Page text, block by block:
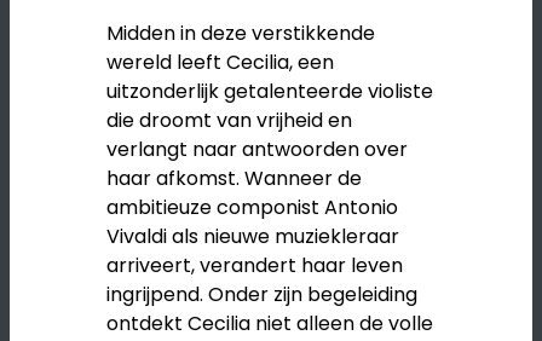
Midden in deze verstikkende
wereld leeft Cecilia, een
uitzonderlijk getalenteerde violiste
die droomt van vrijheid en
verlangt naar antwoorden over
haar afkomst. Wanneer de
ambitieuze componist Antonio
Vivaldials nieuwe muziekleraar
arriveert, verandert haar leven
ingrijpend. Onder zijn begeleiding
ontdekt Cecilia niet alleen de volle